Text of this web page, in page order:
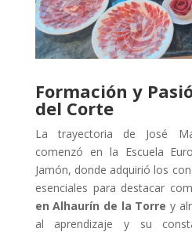
Formación y
del Corte
La trayectoria de José
comenzó en la Escuela
Jamón, donde adquirió los
esenciales para destacar
en Alhaurín de la Torre y
al aprendizaje y su